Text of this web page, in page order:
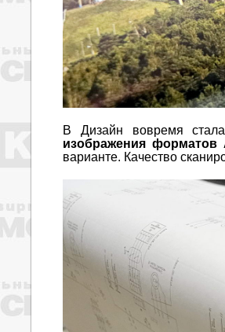
В Дизайн вовремя
изображения форматов
варианте. Качество